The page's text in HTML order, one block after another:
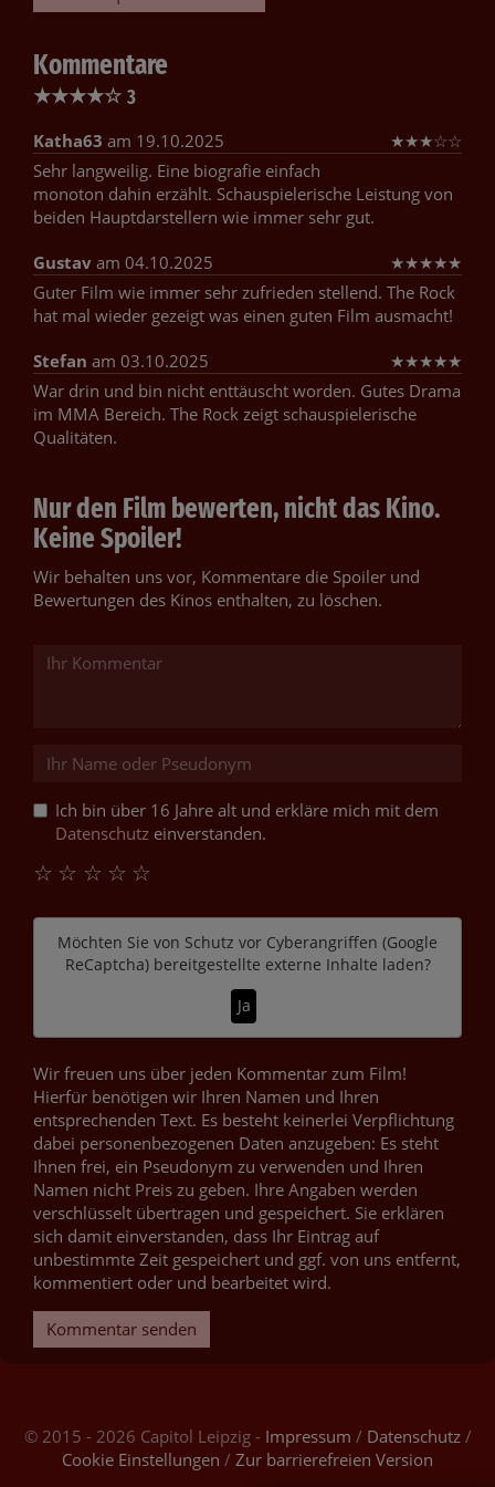
Kommentare
★★★★☆ 3
Katha63 am 19.10.2025 ★★★☆☆
Sehr langweilig. Eine biografie einfach
monoton dahin erzählt. Schauspielerische Leistung von
beiden Hauptdarstellern wie immer sehr gut.
Gustav am 04.10.2025 ★★★★★
Guter Film wie immer sehr zufrieden stellend. The Rock
hat mal wieder gezeigt was einen guten Film ausmacht!
Stefan am 03.10.2025 ★★★★★
War drin und bin nicht enttäuscht worden. Gutes Drama
im MMA Bereich. The Rock zeigt schauspielerische
Qualitäten.
Nur den Film bewerten, nicht das Kino.
Keine Spoiler!
Wir behalten uns vor, Kommentare die Spoiler und
Bewertungen des Kinos enthalten, zu löschen.
Ich bin über 16 Jahre alt und erkläre mich mit dem
Datenschutz einverstanden.
☆
☆
☆
☆
☆
Möchten Sie von Schutz vor Cyberangriffen (Google
ReCaptcha)bereitgestellte externe Inhalte laden?
Ja
Wir freuen uns über jeden Kommentar zum Film!
Hierfür benötigen wir Ihren Namen und Ihren
entsprechenden Text. Es besteht keinerlei Verpflichtung
dabei personenbezogenen Daten anzugeben: Es steht
Ihnen frei, ein Pseudonym zu verwenden und Ihren
Namen nicht Preis zu geben. Ihre Angaben werden
verschlüsselt übertragen und gespeichert. Sie erklären
sich damit einverstanden, dass Ihr Eintrag auf
unbestimmte Zeit gespeichert und ggf. von uns entfernt,
kommentiert oder und bearbeitet wird.
Kommentar senden
© 2015 - 2026 Capitol Leipzig - Impressum / Datenschutz/
Cookie Einstellungen / Zur barrierefreien Version